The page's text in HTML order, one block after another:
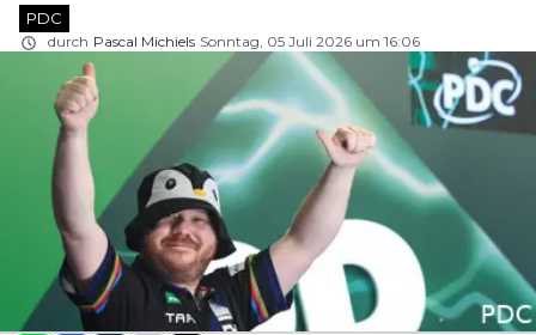
PDC
durch Pascal Michiels Sonntag, 05 Juli 2026 um 16:06